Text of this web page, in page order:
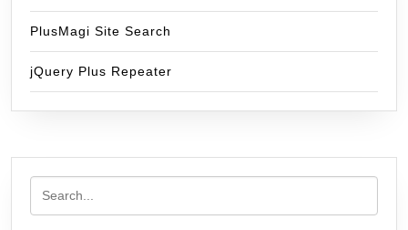
PlusMagi Site Search
jQuery Plus Repeater